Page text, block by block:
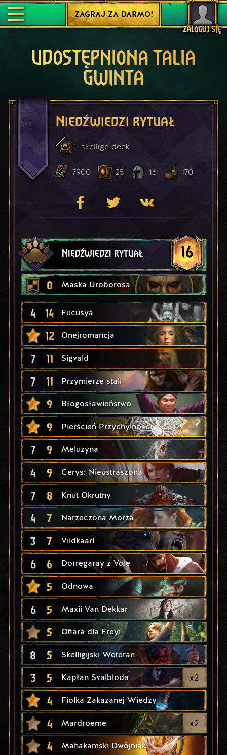
ZALOGUJ SIĘ
ZAGRAJ ZA DARMO!
UDOSTĘPNIONA TALIA
GWINTA
Niedźwiedzi rytuał
skellige deck
7900 25 16 170
Niedźwiedzi rytuał 16
0 Maska Uroborosa
4 14 Fucusya
12 Onejromancja
7 11 Sigvald
7 11 Przymierze stali
9 Błogosławieństwo
9 Pierścień Przychylności
7 9 Meluzyna
4 9 Cerys: Nieustraszona
7 8 Knut Okrutny
4 7 Narzeczona Morza
3 7 Vildkaarl
6 6 Dorregaray z Vole
5 Odnowa
6 5 Maxii Van Dekkar
5 Ofiara dla Freyi
8 5 Skelligijski Weteran
3 5 Kapłan Svalbloda x2
4 Fiolka Zakazanej Wiedzy
4 Mardroeme x2
4 Mahakamski Dwójniak